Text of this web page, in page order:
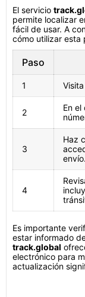
El servicio
permite localizar
fácil de usar. A
cómo utilizar esta
Paso
1
2
En
3
Haz
envío.
4
Es importante
estar informado
track.global
electrónico para
actualización